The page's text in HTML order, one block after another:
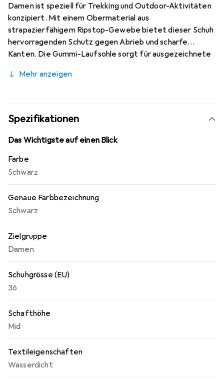
Damen ist speziell für Trekking und Outdoor-Aktivitäten
konzipiert. Mit einem Obermaterial aus
strapazierfähigem Ripstop-Gewebe bietet dieser Schuh
hervorragenden Schutz gegen Abrieb und scharfe
Kanten. Die Gummi-Laufsohle sorgt für ausgezeichnete
auch in anspruchsvollen Bedingungen sicher unterwegs
der Fuss trocken, während die reguläre Passform für
optimalen Komfort sorgt. Diese Kombination aus
Funktionalität und Schutz macht den Terrex Swift R2 Mid
GTX zu einer idealen Wahl für alle, die gerne in der Natur
Mehr anzeigen
Spezifikationen
Das Wichtigste auf einen Blick
Farbe
Schwarz
Genaue Farbbezeichnung
Schwarz
Zielgruppe
Damen
Schuhgrösse (EU)
36
Schafthöhe
Mid
Textileigenschaften
Wasserdicht